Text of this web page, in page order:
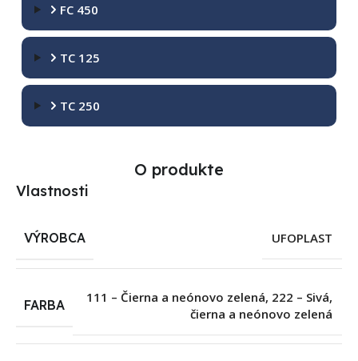
FC 450
TC 125
TC 250
O produkte
Vlastnosti
VÝROBCA UFOPLAST
FARBA
111 – Čierna a neónovo zelená, 222 – Sivá,
čierna a neónovo zelená